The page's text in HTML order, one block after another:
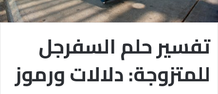
تفسير حلم السفرجل
للمتزوجة: دلالات ورموز